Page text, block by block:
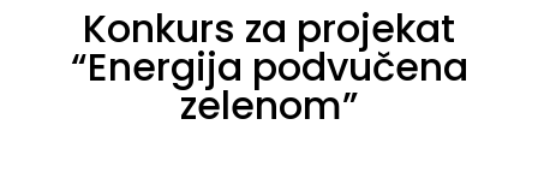
Konkurs za projekat
“Energija podvučena
zelenom”